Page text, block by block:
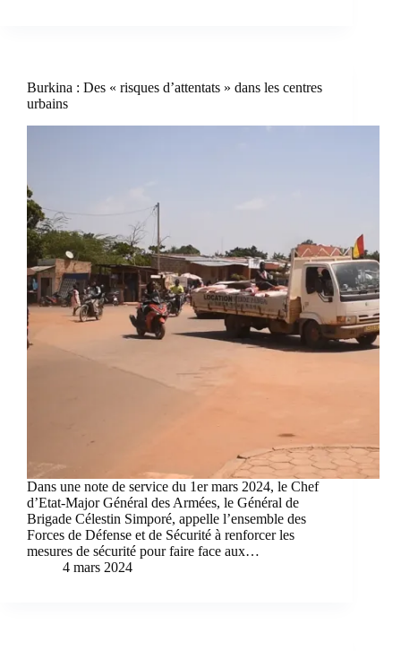
Burkina : Des « risques d’attentats » dans les centres
urbains
Dans une note de service du 1er mars 2024, le Chef
d’Etat-Major Général des Armées, le Général de
Brigade Célestin Simporé, appelle l’ensemble des
Forces de Défense et de Sécurité à renforcer les
mesures de sécurité pour faire face aux…
4 mars 2024